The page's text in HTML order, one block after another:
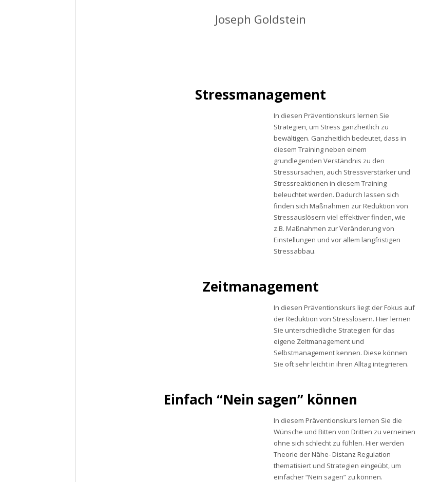
Joseph Goldstein
Stressmanagement
In diesen Präventionskurs lernen Sie
Strategien, um Stress ganzheitlich zu
bewältigen. Ganzheitlich bedeutet, dass in
diesem Training neben einem
grundlegenden Verständnis zu den
Stressursachen, auch Stressverstärker und
Stressreaktionen in diesem Training
beleuchtet werden. Dadurch lassen sich
finden sich Maßnahmen zur Reduktion von
Stressauslösern viel effektiver finden, wie
z.B. Maßnahmen zur Veränderung von
Einstellungen und vor allem langfristigen
Stressabbau.
Zeitmanagement
In diesen Präventionskurs liegt der Fokus auf
der Reduktion von Stresslösern. Hier lernen
Sie unterschiedliche Strategien für das
eigene Zeitmanagement und
Selbstmanagement kennen. Diese können
Sie oft sehr leicht in ihren Alltag integrieren.
Einfach “Nein sagen” können
In diesem Präventionskurs lernen Sie die
Wünsche und Bitten von Dritten zu verneinen
ohne sich schlecht zu fühlen. Hier werden
Theorie der Nähe- Distanz Regulation
thematisiert und Strategien eingeübt, um
einfacher “Nein sagen” zu können.